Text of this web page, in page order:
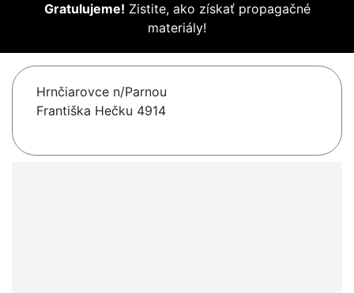
Gratulujeme! Zistite, ako získať propagačné
materiály!
Hrnčiarovce n/Parnou
Františka Hečku 4914